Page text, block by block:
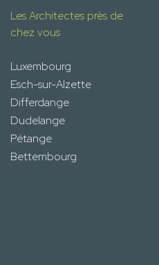
Les Architectes près de
chez vous
Luxembourg
Esch-sur-Alzette
Differdange
Dudelange
Pétange
Bettembourg